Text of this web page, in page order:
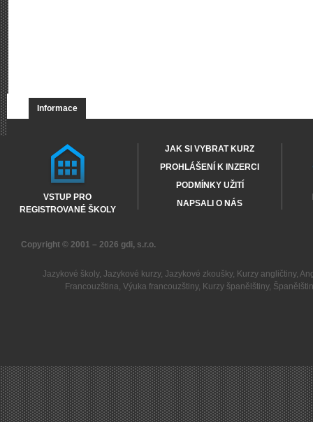
Informace
VSTUP PRO
REGISTROVANÉ ŠKOLY
JAK SI VYBRAT KURZ
PROHLÁŠENÍ K INZERCI
PODMÍNKY UŽITÍ
NAPSALI O NÁS
Copyright © 2001 – 2026 gdi, s.r.o.
Jazykové školy, Jazykové kurzy, Jazykové zkoušky, Kurzy angličtiny,
Francouzština,Výuka francouzštiny, Kurzy španělštiny,